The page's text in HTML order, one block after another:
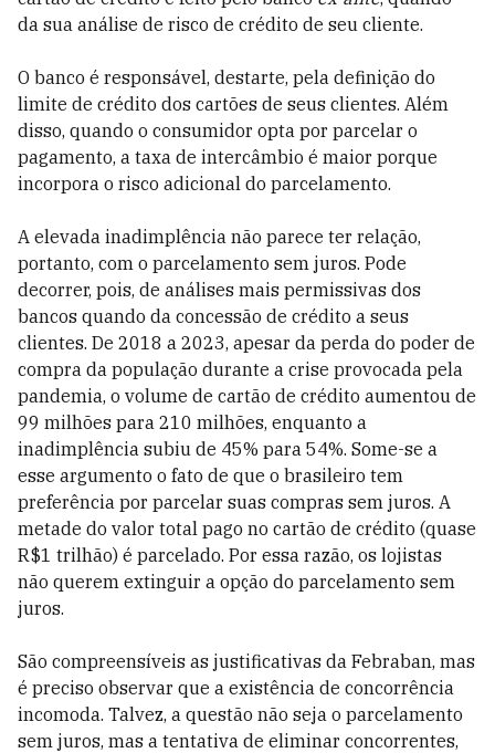
da sua análise de risco de crédito de seu cliente.
O banco é responsável, destarte, pela definição do
limite de crédito dos cartões de seus clientes. Além
disso, quando o consumidor opta por parcelar o
pagamento, a taxa de intercâmbio é maior porque
incorpora o risco adicional do parcelamento.
A elevada inadimplência não parece ter relação,
portanto, com o parcelamento sem juros. Pode
decorrer, pois, de análises mais permissivas dos
bancos quando da concessão de crédito a seus
clientes. De 2018 a 2023, apesar da perda do poder de
compra da população durante a crise provocada pela
pandemia, o volume de cartão de crédito aumentou de
99 milhões para 210 milhões, enquanto a
inadimplência subiu de 45% para 54%. Some-se a
esse argumento o fato de que o brasileiro tem
preferência por parcelar suas compras sem juros. A
metade do valor total pago no cartão de crédito (quase
R$1 trilhão) é parcelado. Por essa razão, os lojistas
não querem extinguir a opção do parcelamento sem
juros.
São compreensíveis as justificativas da Febraban, mas
é preciso observar que a existência de concorrência
incomoda. Talvez, a questão não seja o parcelamento
sem juros, mas a tentativa de eliminar concorrentes,